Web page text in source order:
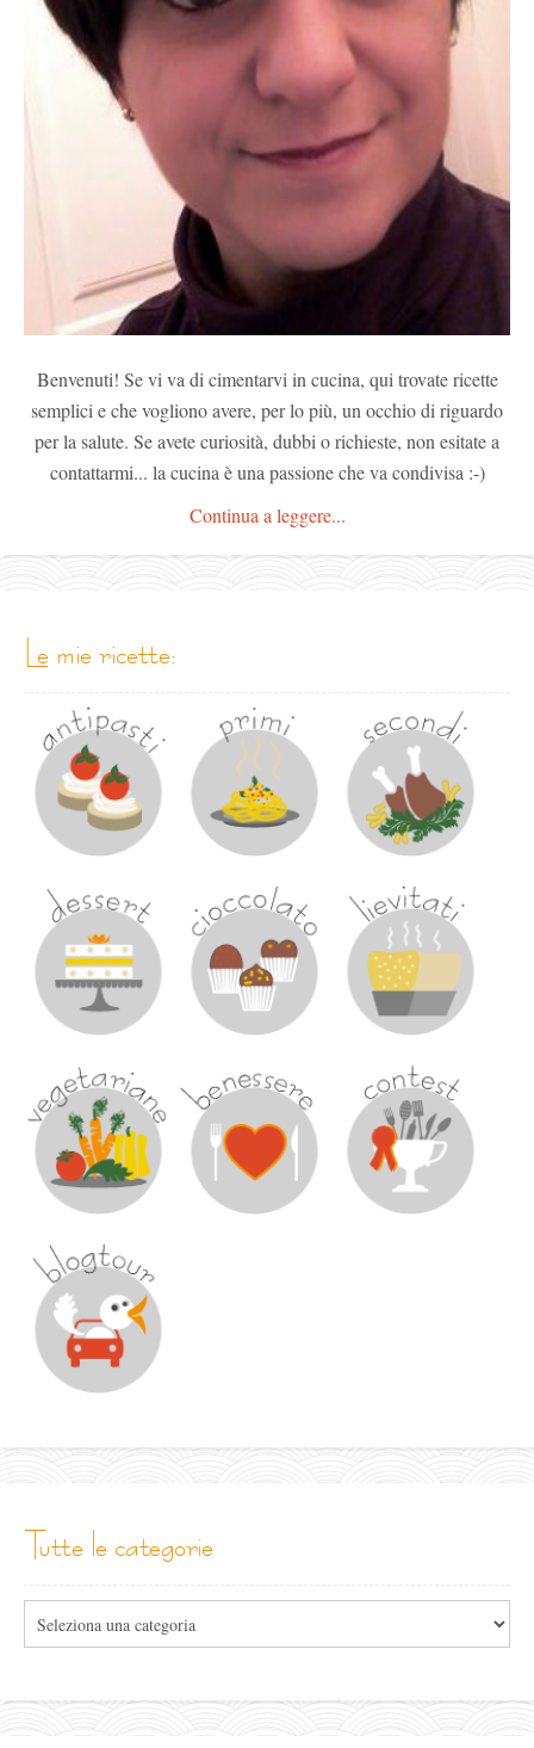
Benvenuti! Se vi va di cimentarvi in cucina, qui trovate ricette
semplici e che vogliono avere, per lo più, un occhio di riguardo
per la salute. Se avete curiosità, dubbi o richieste, non esitate a
contattarmi... la cucina è una passione che va condivisa :-)
Continua a leggere...
le mie ricette:
tutte le categorie